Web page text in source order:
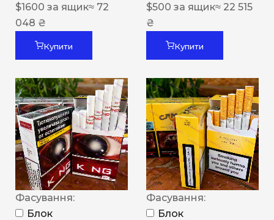
$1600 за ящик≈ 72
048 ₴
Купити
$500 за ящик≈ 22 515
₴
Купити
Фасування:
Блок
Фасування:
Блок